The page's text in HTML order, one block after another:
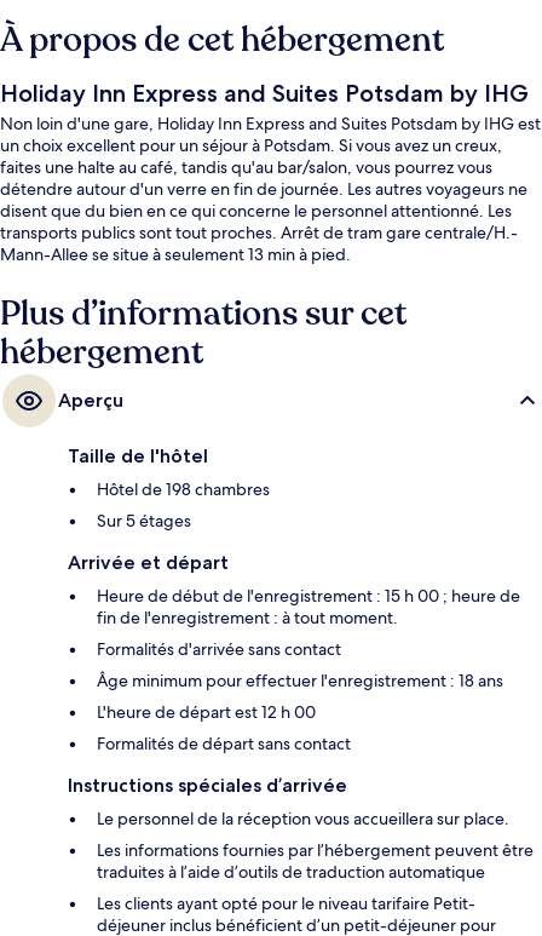
À propos de cet hébergement
Holiday Inn Express and Suites Potsdam by IHG
Non loin d'une gare, Holiday Inn Express and Suites Potsdam by IHG est
un choix excellent pour un séjour à Potsdam. Si vous avez un creux,
faites une halte au café, tandis qu'au bar/salon, vous pourrez vous
détendre autour d'un verre en fin de journée. Les autres voyageurs ne
disent que du bien en ce qui concerne le personnel attentionné. Les
transports publics sont tout proches. Arrêt de tram gare centrale/H.-
Mann-Allee se situe à seulement 13 min à pied.
Plus d’informations sur cet
hébergement
Aperçu
Taille de l'hôtel
Hôtel de 198 chambres
Sur 5 étages
Arrivée et départ
Heure de début de l'enregistrement : 15 h 00 ; heure de
fin de l'enregistrement : à tout moment.
Formalités d'arrivée sans contact
Âge minimum pour effectuer l'enregistrement : 18 ans
L'heure de départ est 12 h 00
Formalités de départ sans contact
Instructions spéciales d’arrivée
Le personnel de la réception vous accueillera sur place.
Les informations fournies par l’hébergement peuvent être
traduites à l’aide d’outils de traduction automatique
Les clients ayant opté pour le niveau tarifaire Petit-
déjeuner inclus bénéficient d’un petit-déjeuner pour